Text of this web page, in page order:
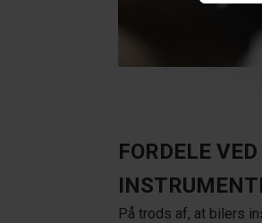
FORDELE
På trods af, at bilers